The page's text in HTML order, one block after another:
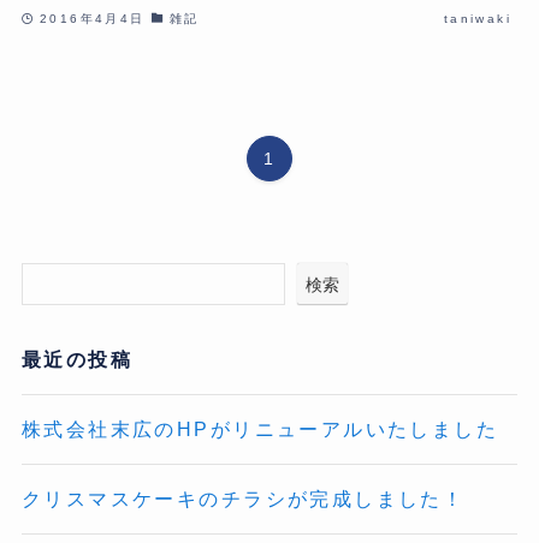
2016年4月4日 雑記 taniwaki
1
検索
最近の投稿
株式会社末広のHPがリニューアルいたしました
クリスマスケーキのチラシが完成しました！